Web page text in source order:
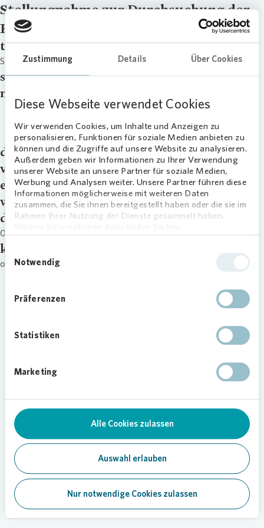
Zustimmung Details Über Cookies
Diese Webseite verwendet Cookies
Wir verwenden Cookies, um Inhalte und Anzeigen zu
personalisieren, Funktionen für soziale Medien anbieten zu
können und die Zugriffe auf unsere Website zu analysieren.
Außerdem geben wir Informationen zu Ihrer Verwendung
unserer Website an unsere Partner für soziale Medien,
Werbung und Analysen weiter. Unsere Partner führen diese
Informationen möglicherweise mit weiteren Daten
zusammen, die Sie ihnen bereitgestellt haben oder die sie im
Rahmen Ihrer Nutzung der Dienste gesammelt haben.
Notwendig
Präferenzen
Statistiken
Marketing
Alle Cookies zulassen
Auswahl erlauben
Nur notwendige Cookies zulassen
Stellungnahme zur Durchsuchung der
Büroräume
title
Stellungnahme zur Durchsuchung der Büroräume
signup
master_download
Stellungnahme zur Durchsuchung der
Büroräume
downloads
video
external_link
webcast
date
07.03.23
kategorie
other